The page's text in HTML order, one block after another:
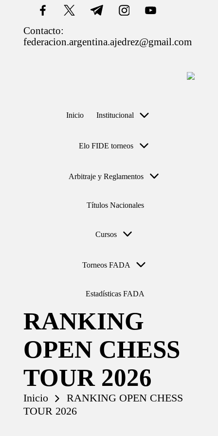
facebook.com
twitter.com
t.me instagram.com
youtube.com
Contacto:
federacion.argentina.ajedrez@gmail.com
Inicio Institucional
Elo FIDE torneos
Arbitraje y Reglamentos
Títulos Nacionales
Cursos
Torneos FADA
Estadísticas FADA
RANKING
OPEN CHESS
TOUR 2026
Inicio
RANKING OPEN CHESS
TOUR 2026